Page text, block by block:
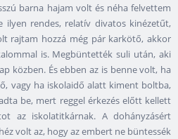
barna hajam volt és néha felvettem
ilyen rendes, relatív divatos kinézetűt,
rajtam hozzá még pár karkötő, akkor
is. Megbüntették suli után, aki
közben. És ebben az is benne volt, ha
vagy ha iskolaidő alatt kiment boltba,
be, mert reggel érkezés előtt kellett
az iskolatitkárnak. A dohányzásért
volt az, hogy az embert ne büntessék